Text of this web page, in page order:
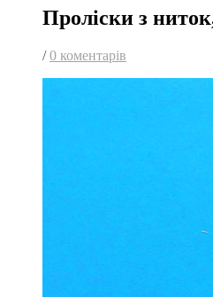
Проліски з
/ 0 коментарів